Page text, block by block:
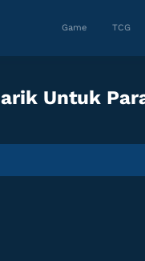
Game TCG
Untuk